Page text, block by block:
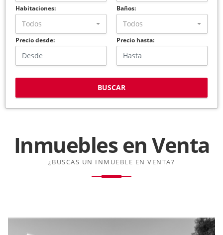
Habitaciones:
Todos
Baños:
Todos
Precio desde: Precio hasta:
BUSCAR
Inmuebles enVenta
¿BUSCAS UN INMUEBLE EN VENTA?